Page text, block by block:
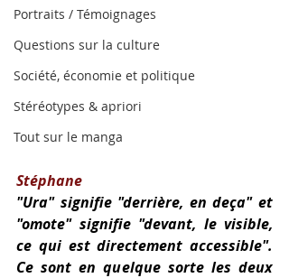
Portraits / Témoignages
Questions sur la culture
Société, économie et politique
Stéréotypes & apriori
Tout sur le manga
Stéphane
"Ura" signifie "derrière, en deça" et
"omote" signifie "devant, le visible,
ce qui est directement accessible".
Ce sont en quelque sorte les deux